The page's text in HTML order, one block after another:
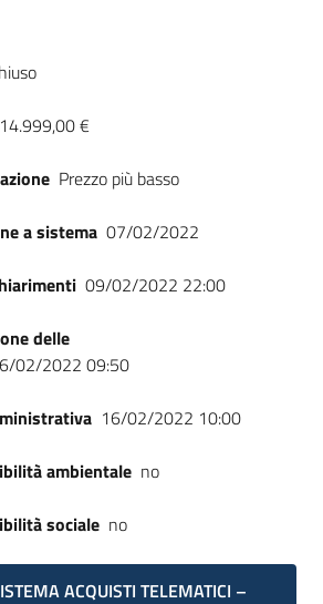
€
Prezzo più basso
a sistema 07/02/2022
09/02/2022 22:00
delle
02/2022 09:50
16/02/2022 10:00
ambientale no
sociale no
ACQUISTI TELEMATICI –